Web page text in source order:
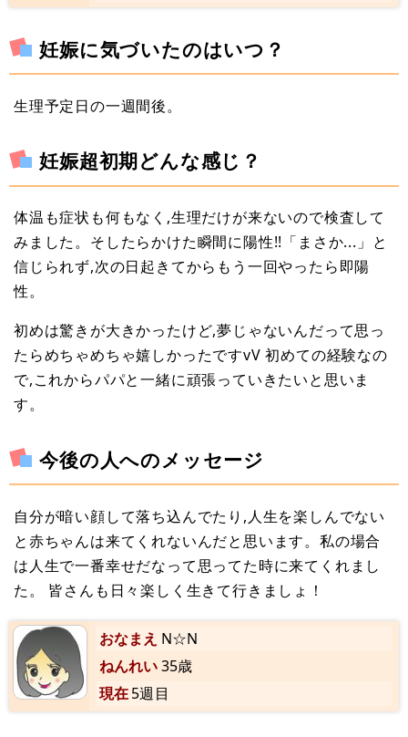
妊娠に気づいたのはいつ？
生理予定日の一週間後。
妊娠超初期どんな感じ？
体温も症状も何もなく,生理だけが来ないので検査して
みました。そしたらかけた瞬間に陽性!!「まさか...」と
信じられず,次の日起きてからもう一回やったら即陽
性。
初めは驚きが大きかったけど,夢じゃないんだって思っ
たらめちゃめちゃ嬉しかったですvV 初めての経験なの
で,これからパパと一緒に頑張っていきたいと思いま
す。
今後の人へのメッセージ
自分が暗い顔して落ち込んでたり,人生を楽しんでない
と赤ちゃんは来てくれないんだと思います。私の場合
は人生で一番幸せだなって思ってた時に来てくれまし
た。 皆さんも日々楽しく生きて行きましょ！
おなまえ N☆N
ねんれい35歳
現在5週目